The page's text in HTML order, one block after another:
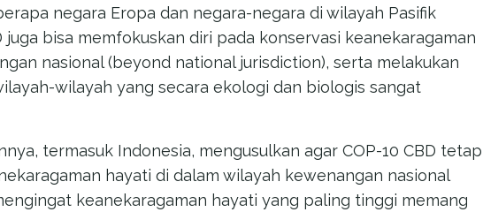
negara Eropa dan negara-negara di wilayah Pasifik
juga bisa memfokuskan diri pada konservasi keanekaragaman
nasional (beyond national jurisdiction), serta melakukan
wilayah yang secara ekologi dan biologis sangat
termasuk Indonesia, mengusulkan agar COP-10 CBD tetap
hayati di dalam wilayah kewenangan nasional
keanekaragaman hayati yang paling tinggi memang